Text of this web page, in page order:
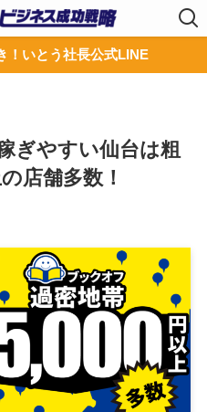
！いとう社長公式LINE
ぎやすい仙台は粗
店舗多数！